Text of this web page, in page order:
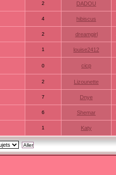
2 DADOU
4 hibiscus
2 dreamgirl
1 louise2412
0 cicp
2 Lizounette
7 Dnye
6 Shemar
1 Katy